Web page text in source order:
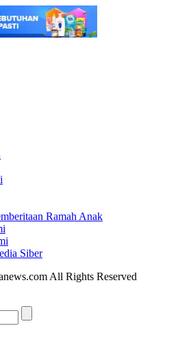
Ramah Anak
Siber
All Rights Reserved